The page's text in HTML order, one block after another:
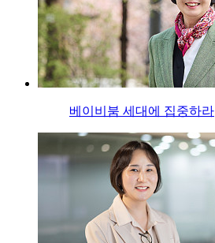
베이비붐 세대에 집중하라